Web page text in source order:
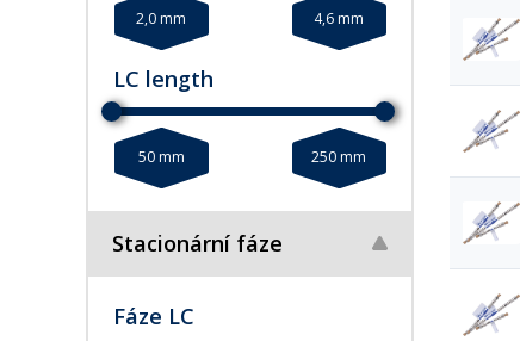
2,0 mm 4,6 mm
LC length
50 mm 250 mm
Stacionární fáze
Fáze LC